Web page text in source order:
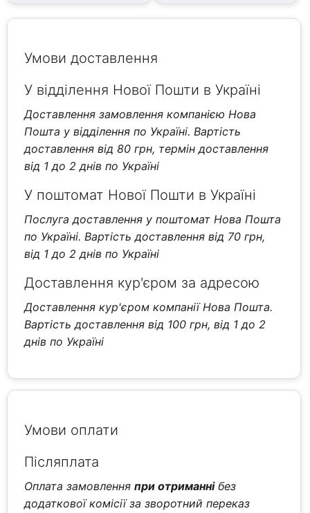
Умови доставлення
У відділення Нової Пошти в Україні
Доставлення замовлення компанією Нова
Пошта у відділення по Україні. Вартість
доставлення від 80 грн, термін доставлення
від 1 до 2 днів по Україні
У поштомат Нової Пошти в Україні
Послуга доставлення у поштомат Нова Пошта
по Україні. Вартість доставлення від 70 грн,
від 1 до 2 днів по Україні
Доставлення кур'єром за адресою
Доставлення кур'єром компанії Нова Пошта.
Вартість доставлення від 100 грн, від 1 до 2
днів по Україні
Умови оплати
Післяплата
Оплата замовленняпри отриманнібез
додаткової комісії за зворотний переказ